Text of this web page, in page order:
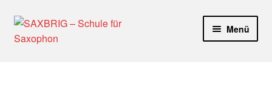
Zur
Navigation
Zum
Inhalt
Menü